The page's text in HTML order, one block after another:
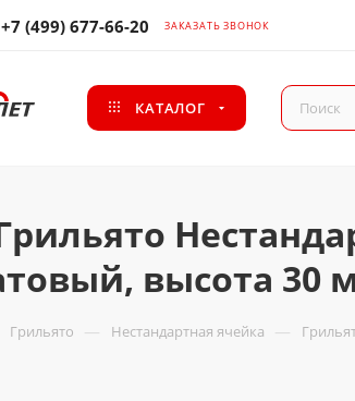
+7 (499) 677-66-20 ЗАКАЗАТЬ ЗВОНОК
КАТАЛОГ
высота 30
Грильято — Нестандартная ячейка —